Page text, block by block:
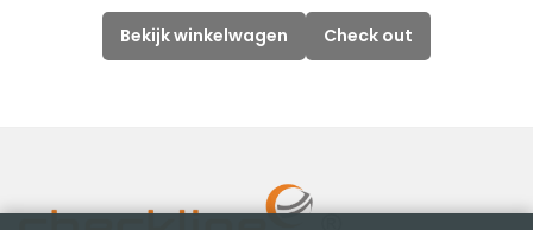
Bekijk winkelwagen Check out